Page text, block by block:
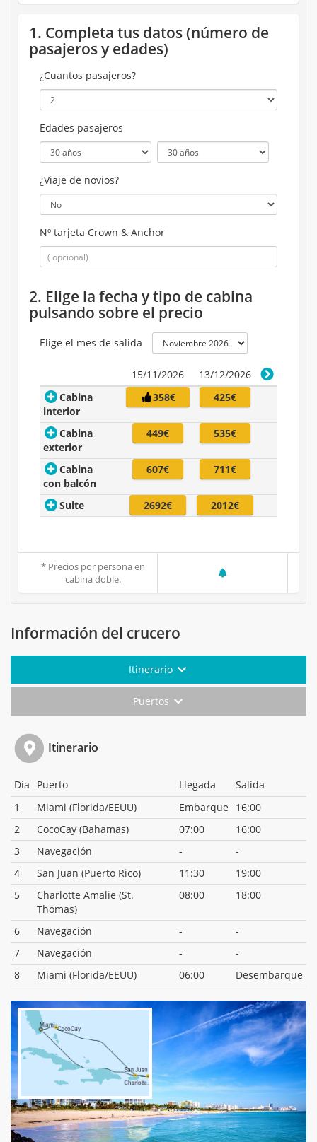
1. Completa tus datos (número de
pasajeros y edades)
¿Cuantos pasajeros?
Edades pasajeros
¿Viaje de novios?
Nº tarjeta Crown & Anchor
2. Elige la fecha y tipo de cabina
pulsando sobre el precio
Elige el mes de salida
15/11/2026
13/12/2026
Cabina
interior
358€ 425€
Cabina
exterior
449€ 535€
Cabina
con balcón
607€ 711€
Suite 2692€ 2012€
* Precios por persona en
cabina doble.
Información del crucero
Itinerario
Puertos
Itinerario
Día Puerto Llegada
Salida
1
Miami (Florida/EEUU) Embarque
16:00
2
CocoCay (Bahamas) 07:00
16:00
3
Navegación -
-
4
San Juan (Puerto Rico) 11:30
19:00
5
Charlotte Amalie (St.
Thomas)
08:00 18:00
6 Navegación -
-
7
Navegación -
-
8
Miami (Florida/EEUU) 06:00 Desembarque